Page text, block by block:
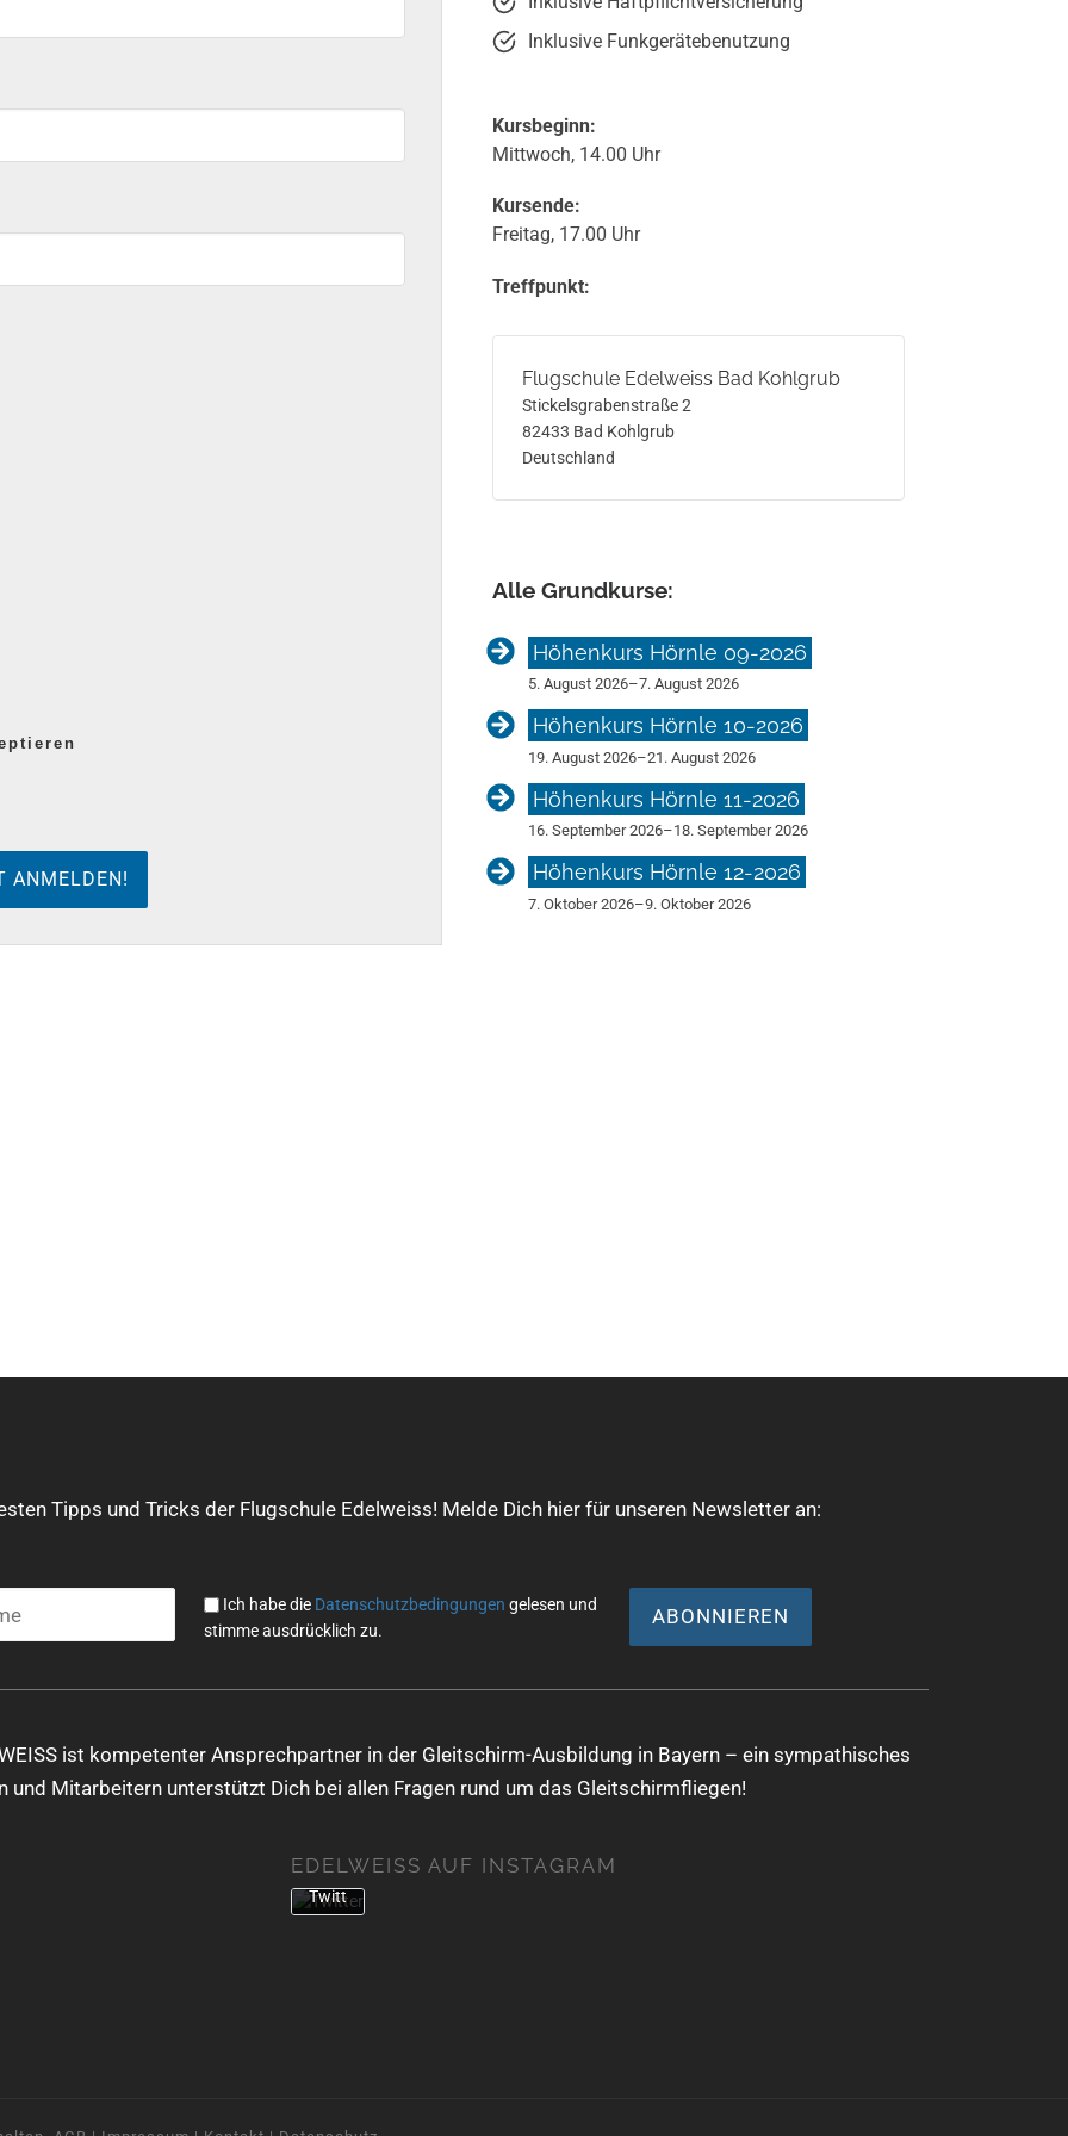
Inklusive Funkgeräte­benutzung
Kursbeginn:
Mittwoch, 14.00 Uhr
Kursende:
Freitag, 17.00 Uhr
Treffpunkt:
Flugschule Edelweiss Bad Kohlgrub
Stickelsgrabenstraße 2
82433 Bad Kohlgrub
Deutschland
Alle Grundkurse:
Höhenkurs Hörnle 09-2026
5. August 2026–7. August 2026
Höhenkurs Hörnle 10-2026
19. August 2026–21. August 2026
Höhenkurs Hörnle 11-2026
16. September 2026–18. September 2026
Höhenkurs Hörnle 12-2026
7. Oktober 2026–9. Oktober 2026
Tipps und Tricks der Flugschule Edelweiss! Melde Dich hier für unseren Newsletter an:
Ich habe die Datenschutzbedingungen gelesen und
stimme ausdrücklich zu.
ist kompetenter Ansprechpartner in der Gleitschirm-Ausbildung in Bayern – ein sympathisches
und Mitarbeitern unterstützt Dich bei allen Fragen rund um das Gleitschirmfliegen!
EDELWEISS AUF INSTAGRAM
Lade
n
ets
akze
Sie
Date
utzer
von
Twitt
er.